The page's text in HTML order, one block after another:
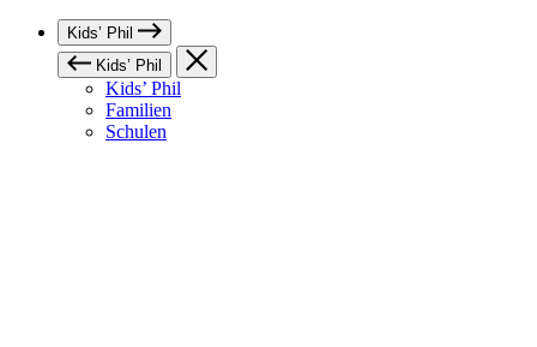
Kids’ Phil
Kids’ Phil
Kids’ Phil
Familien
Schulen